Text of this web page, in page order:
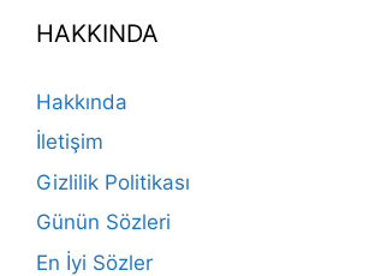
b
o
o
k
a
HAKKINDA
Hakkında
İletişim
Gizlilik Politikası
Günün Sözleri
En İyi Sözler